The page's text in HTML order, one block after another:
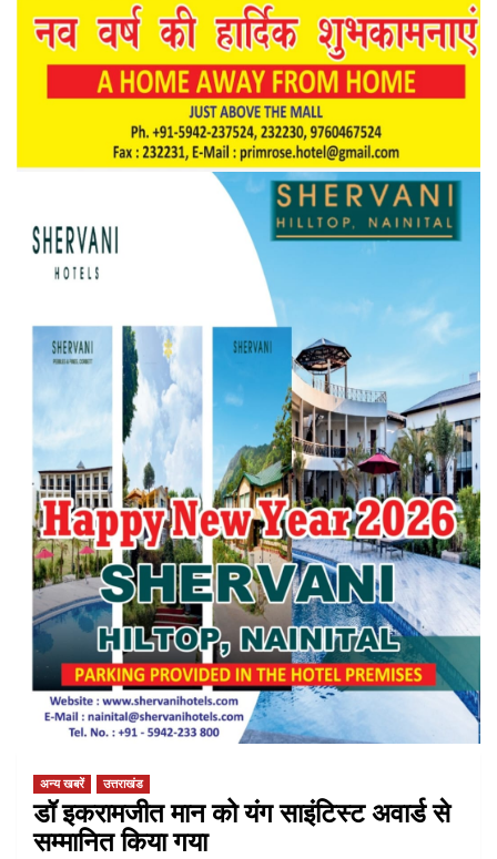
अन्य खबरें उत्तराखंड
डॉ इकरामजीत मान को यंग साइंटिस्ट अवार्ड से
सम्मानित किया गया